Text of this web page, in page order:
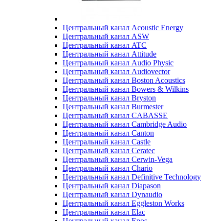
Центральный канал Acoustic Energy
Центральный канал ASW
Центральный канал ATC
Центральный канал Attitude
Центральный канал Audio Physic
Центральный канал Audiovector
Центральный канал Boston Acoustics
Центральный канал Bowers & Wilkins
Центральный канал Bryston
Центральный канал Burmester
Центральный канал CABASSE
Центральный канал Cambridge Audio
Центральный канал Canton
Центральный канал Castle
Центральный канал Ceratec
Центральный канал Cerwin-Vega
Центральный канал Chario
Центральный канал Definitive Technology
Центральный канал Diapason
Центральный канал Dynaudio
Центральный канал Eggleston Works
Центральный канал Elac